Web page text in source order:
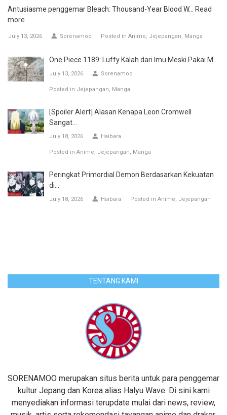
Antusiasme penggemar Bleach: Thousand-Year Blood W...
Read
more
July 13, 2026 Sorenamoo Posted in Anime Jejepangan Manga
One Piece 1189: Luffy Kalah dari Imu Meski Pakai M...
July 13, 2026 Sorenamoo
Posted in Jejepangan Manga
[Spoiler Alert] Alasan Kenapa Leon Cromwell
Sangat...
July 18, 2026 Haibara
Posted in Anime Jejepangan Manga
Peringkat Primordial Demon Berdasarkan Kekuatan
di...
July 18, 2026 Haibara Posted in Anime Jejepangan
TENTANG KAMI
SORENAMOO merupakan situs berita untuk para penggemar
kultur Jepang dan Korea alias Halyu Wave. Di sini kami
menyediakan informasi terupdate mulai dari news, review,